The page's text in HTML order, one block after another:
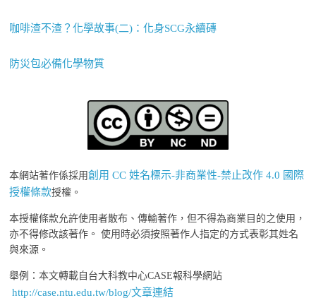
咖啡渣不渣？化學故事(二)：化身SCG永續磚
防災包必備化學物質
本網站著作係採用創用 CC 姓名標示-非商業性-禁止改作 4.0 國際
授權條款授權。
本授權條款允許使用者散布、傳輸著作，但不得為商業目的之使用，
亦不得修改該著作。 使用時必須按照著作人指定的方式表彰其姓名
與來源。
舉例：本文轉載自台大科教中心CASE報科學網站
http://case.ntu.edu.tw/blog/文章連結